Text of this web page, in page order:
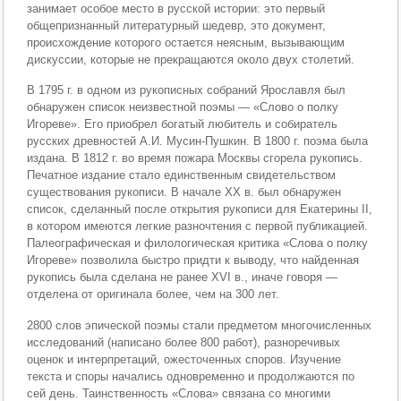
занимает особое место в русской истории: это первый
общепризнанный литературный шедевр, это документ,
происхождение которого остается неясным, вызывающим
дискуссии, которые не прекращаются около двух столетий.
В 1795 г. в одном из рукописных собраний Ярославля был
обнаружен список неизвестной поэмы — «Слово о полку
Игореве». Его приобрел богатый любитель и собиратель
русских древностей А.И. Мусин-Пушкин. В 1800 г. поэма была
издана. В 1812 г. во время пожара Москвы сгорела рукопись.
Печатное издание стало единственным свидетельством
существования рукописи. В начале XX в. был обнаружен
список, сделанный после открытия рукописи для Екатерины II,
в котором имеются легкие разночтения с первой публикацией.
Палеографическая и филологическая критика «Слова о полку
Игореве» позволила быстро придти к выводу, что найденная
рукопись была сделана не ранее XVI в., иначе говоря —
отделена от оригинала более, чем на 300 лет.
2800 слов эпической поэмы стали предметом многочисленных
исследований (написано более 800 работ), разноречивых
оценок и интерпретаций, ожесточенных споров. Изучение
текста и споры начались одновременно и продолжаются по
сей день. Таинственность «Слова» связана со многими